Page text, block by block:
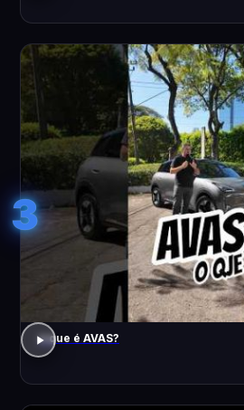
3
o que é AVAS?